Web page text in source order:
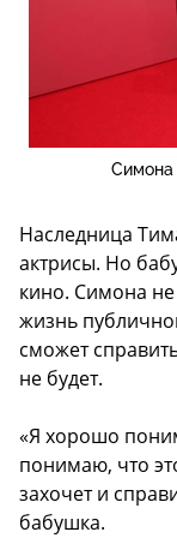
Симона
Наследница
актрисы. Но
кино. Симона
жизнь
сможет
не будет.
«Я хорошо
понимаю, что
захочет и
бабушка.